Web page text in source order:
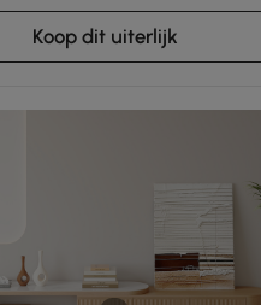
Koop dit uiterlijk